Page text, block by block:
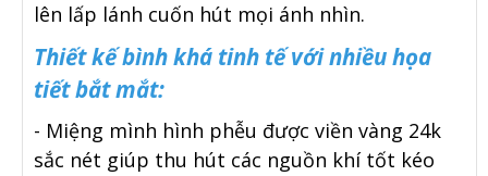
lên lấp lánh cuốn hút mọi ánh nhìn.
Thiết kế bình khá tinh tế với nhiều họa
tiết bắt mắt:
- Miệng mình hình phễu được viền vàng 24k
sắc nét giúp thu hút các nguồn khí tốt kéo